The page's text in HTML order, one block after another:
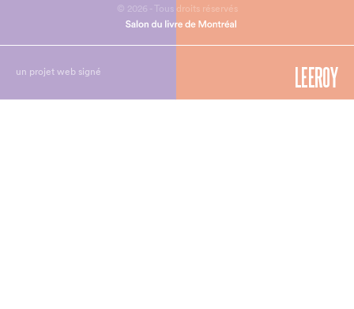
© 2026 - Tous droits réservés
un projet web signé